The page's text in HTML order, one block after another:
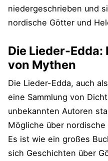
niedergeschrieben und
nordische Götter und
Die Lieder-Edda:
von Mythen
Die Lieder-Edda, auch
eine Sammlung von
unbekannten Autoren
Mögliche über
Es ist wie ein großes
sich Geschichten über